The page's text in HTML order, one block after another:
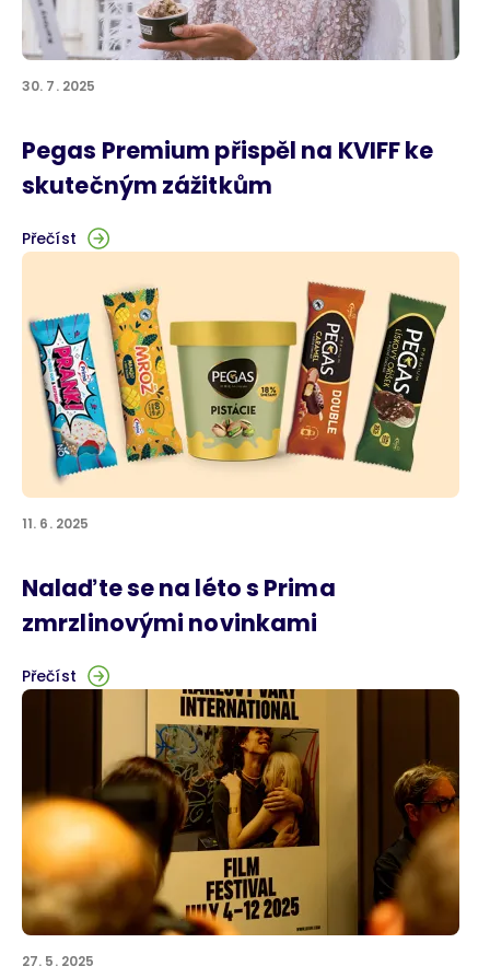
30. 7. 2025
Pegas Premium přispěl na KVIFF ke
skutečným zážitkům
Přečíst
11. 6. 2025
Nalaďte se na léto s Prima
zmrzlinovými novinkami
Přečíst
27. 5. 2025